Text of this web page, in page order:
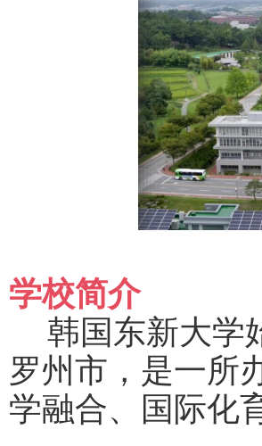
学校简介
韩国 东新大学
罗州市，是一所
学融合、国际化